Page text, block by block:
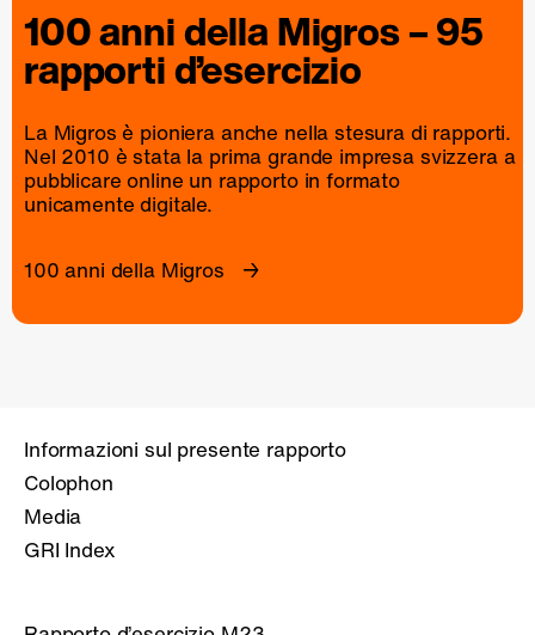
100 anni dellaMigros– 95
rapportid’esercizio
La Migros è pioniera anche nella stesura di rapporti.
Nel 2010 è stata la prima grande impresa svizzera a
pubblicare online un rapportoin formato
unicamente digitale.
100 anni della Migros
Informazioni sul presente rapporto
Colophon
Media
GRI Index